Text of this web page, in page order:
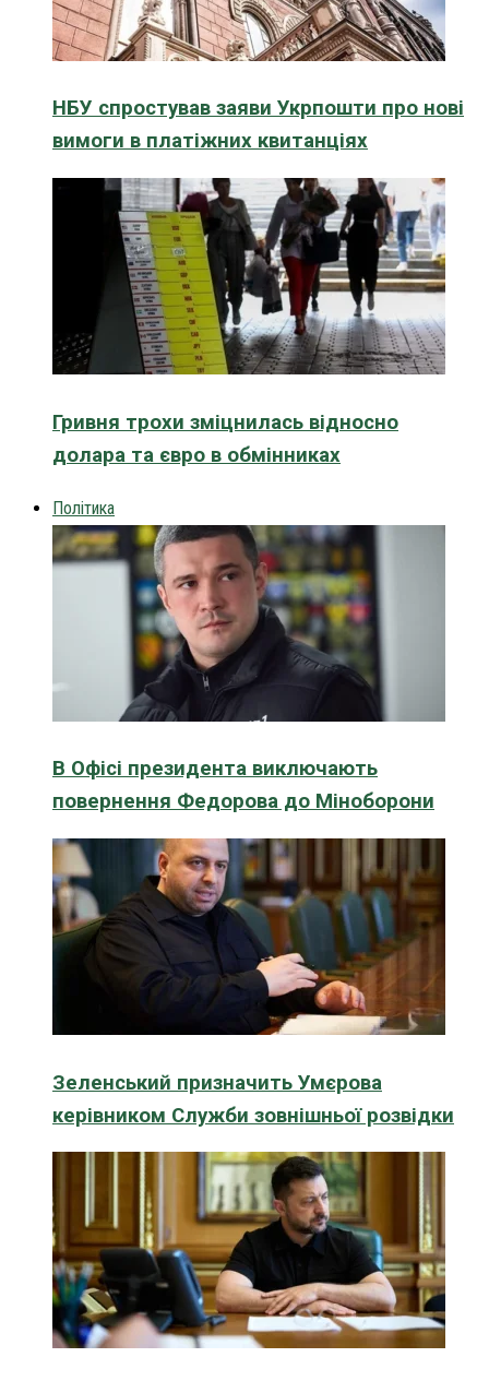
НБУ спростував заяви Укрпошти про нові
вимоги в платіжних квитанціях
Гривня трохи зміцнилась відносно
долара та євро в обмінниках
Політика
В Офісі президента виключають
повернення Федорова до Міноборони
Зеленський призначить Умєрова
керівником Служби зовнішньої розвідки